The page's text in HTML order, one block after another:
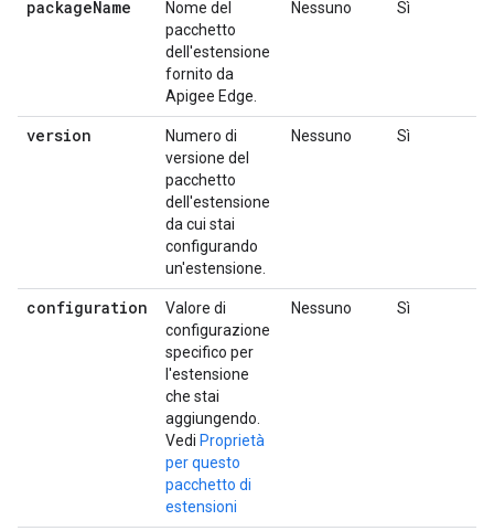
packageName
Nome del
pacchetto
dell'estensione
fornito da
Apigee Edge.
Nessuno Sì
version
Numero di
versione del
pacchetto
dell'estensione
da cui stai
configurando
un'estensione.
Nessuno Sì
configuration
Valore di
configurazione
specifico per
l'estensione
che stai
aggiungendo.
Vedi Proprietà
per questo
pacchetto di
estensioni
Nessuno Sì